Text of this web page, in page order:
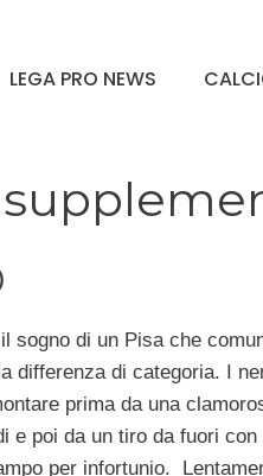
LEGA PRO NEWS
sogno di un Pisa che
differenza di categoria. I
prima da una
e poi da un tiro da fuori con
per infortunio.